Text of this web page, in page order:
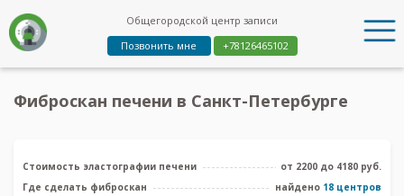
Общегородской центр записи
Позвонить мне
+78126465102
Фиброскан печени в Санкт-Петербурге
Стоимость эластографии печени
от 2200 до 4180 руб.
Где сделать фиброскан
найдено 18 центров